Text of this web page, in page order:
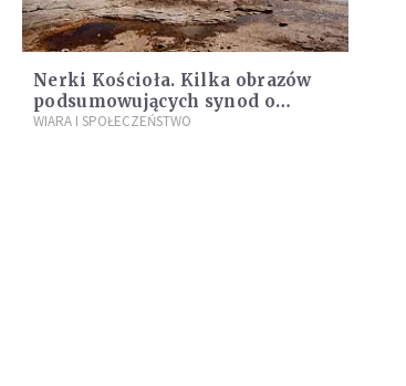
Nerki Kościoła. Kilka obrazów
podsumowujących synod o
synodalności
WIARA I SPOŁECZEŃSTWO